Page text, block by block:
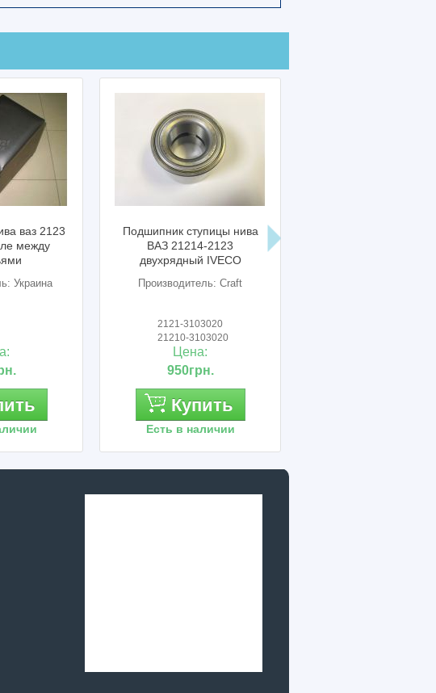
Подшипник ступицы нива
ВАЗ 21214-2123
двухрядный IVECO
Производитель: Craft
Есть в наличии
Гофра глушителя нива ваз
2121
Есть в наличии